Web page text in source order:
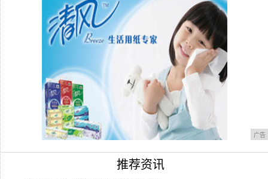
保温杯是中年代名词？JOINXIN红人杯刷新
广告
推荐资讯